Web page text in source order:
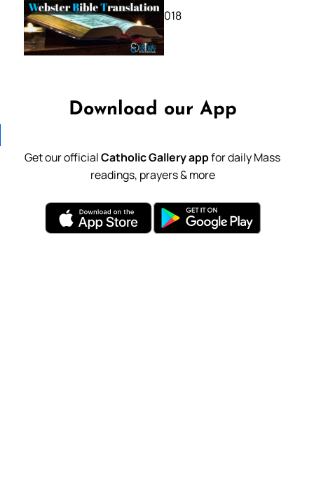
October 11, 2018
Download our App
Get our officialCatholic Gallery appfor daily Mass
readings, prayers & more